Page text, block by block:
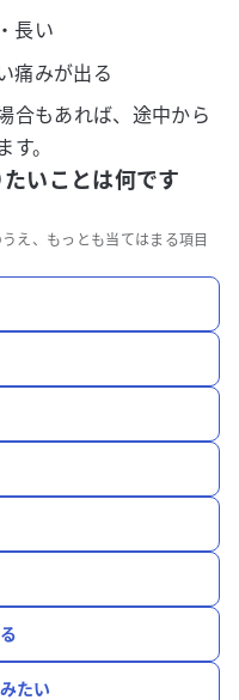
長い
痛みが出る
合もあれば、途中から
。
いことは何です
え、もっとも当てはまる項目
たい